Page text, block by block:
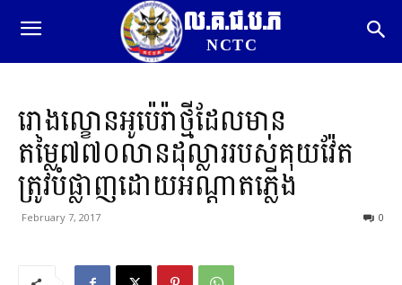
ល.គ.ជ.ប.ភ
NCTC
រោងល្ខោនអូប៉េរ៉ាថ្មីដែលមាន
តម្លៃ៧៧០លានដុល្លាររបស់គុយវ៉ែត
ត្រូវបំផ្លាញដោយអណ្តាតភ្លើង
February 7, 2017 0